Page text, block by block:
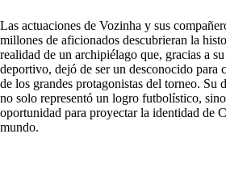
Las actuaciones de Vozinha y sus
millones de aficionados descubrieran la
realidad de un archipiélago que, gracias a
deportivo, dejó de ser un desconocido para
de los grandes protagonistas del torneo. Su
no solo representó un logro futbolístico,
oportunidad para proyectar la identidad de
mundo.